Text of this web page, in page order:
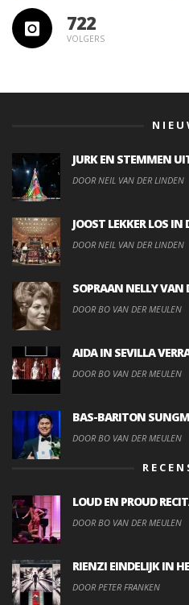
722
VOLGERS
JURK EN STEMMEN
DOOR NEIL VAN DER LINDEN
JOOST LEKKER LOS IN
DOOR NEIL VAN DER LINDEN
SOPRAAN NELLY VAN
DOOR BO VAN DER MEULEN
AIDA IN SEVILLA
DOOR BO VAN DER MEULEN
BAS-BARITON
DOOR BO VAN DER MEULEN
LOUD EN PROUD
DOOR BO VAN DER MEULEN
RIENZI EINDELIJK IN
DOOR PETER FRANKEN